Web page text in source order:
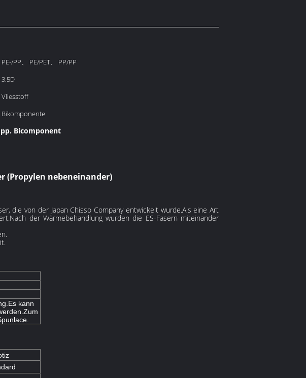
PE-/PP、 PE/PET、 PP/PP
3.5D
Vliesstoff
Bikomponente
Bicomponent
(Propylen nebeneinander)
die von der Japan Chisso Company entwickelt wurde.Als eine Art
der Wärmebehandlung wurden die ES-Fasern miteinander
kann